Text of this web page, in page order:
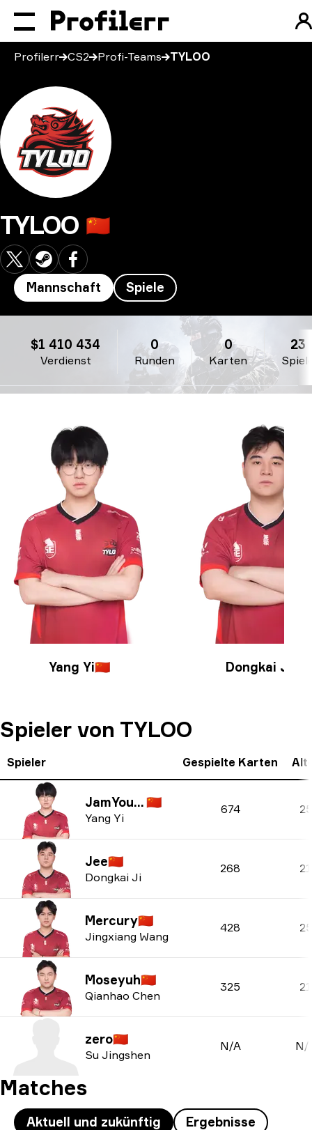
Profilerr CS2 Profi-Teams TYLOO
TYLOO 🇨🇳
Mannschaft Spiele
Verdienst
$1 410 434
Runden
0
Karten
0 23
Yang Yi🇨🇳 Dongkai Ji
Spieler von TYLOO
Spieler Gespielte Karten
JamYoung 🇨🇳
Yang Yi
674 25
Jee🇨🇳
Dongkai Ji
268 21
Mercury🇨🇳
Jingxiang Wang
428 25
Moseyuh🇨🇳
Qianhao Chen
325 21
zero🇨🇳
Su Jingshen
N/A N/
Matches
Aktuell und zukünftig Ergebnisse